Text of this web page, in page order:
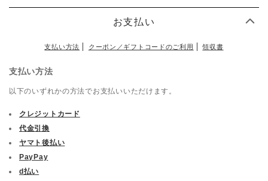
お支払い
支払い方法 クーポン／ギフトコードのご利用 領収書
支払い方法
以下のいずれかの方法でお支払いいただけます。
クレジットカード
代金引換
ヤマト後払い
PayPay
d払い